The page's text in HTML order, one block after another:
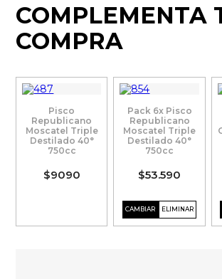
COMPLEMENTA
COMPRA
Pisco
Republicano
Moscatel Triple
Destilado 40°
750cc
$9090
Pack 6x Pisco
Republicano
Moscatel Triple
Destilado 40°
750cc
$53.590